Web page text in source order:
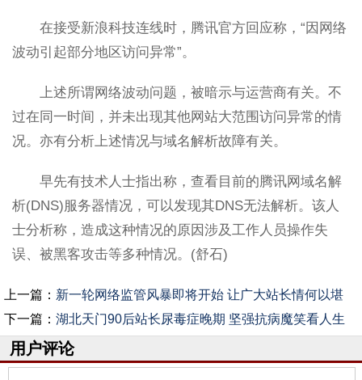
在接受新浪科技连线时，腾讯官方回应称，“因网络
波动引起部分地区访问异常”。
上述所谓网络波动问题，被暗示与运营商有关。不
过在同一时间，并未出现其他网站大范围访问异常的情
况。亦有分析上述情况与域名解析故障有关。
早先有技术人士指出称，查看目前的腾讯网域名解
析(DNS)服务器情况，可以发现其DNS无法解析。该人
士分析称，造成这种情况的原因涉及工作人员操作失
误、被黑客攻击等多种情况。(舒石)
上一篇： 新一轮网络监管风暴即将开始 让广大站长情何以堪
下一篇： 湖北天门90后站长尿毒症晚期 坚强抗病魔笑看人生
用户评论